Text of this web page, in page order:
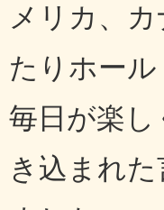
メリカ、
たりホー
毎日が楽
き込まれ